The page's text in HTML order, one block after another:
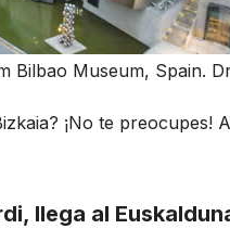
Bilbao Museum, Spain.
¡No te preocupes!
llega al